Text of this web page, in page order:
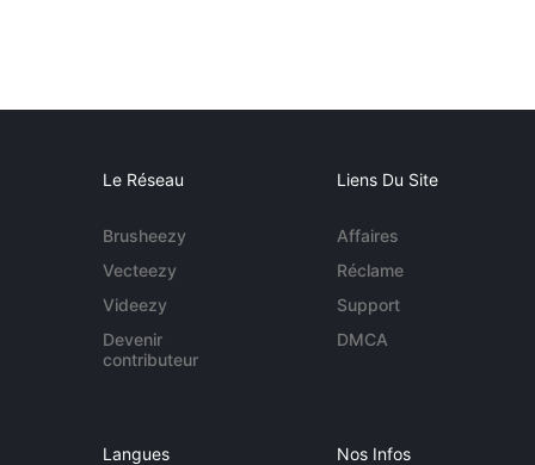
Le Réseau
Brusheezy
Vecteezy
Videezy
Devenir
contributeur
Liens Du Site
Affaires
Réclame
Support
DMCA
Langues Nos Infos